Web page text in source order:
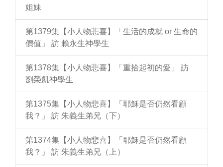
姐妹
第1379集【小人物悲喜】「生活的成就 or 生命的
價值」 訪 賴永生神學生
第1378集【小人物悲喜】「重拾起初的愛」 訪
劉榮凱神學生
第1375集【小人物悲喜】「耶穌是否仍然看顧
我？」 訪 朱義生弟兄（下）
第1374集【小人物悲喜】「耶穌是否仍然看顧
我？」 訪 朱義生弟兄（上）